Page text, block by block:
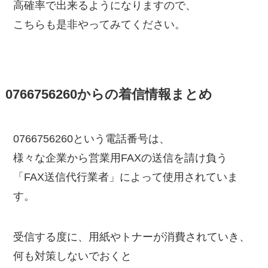
高確率で出来るようになりますので、
こちらも是非やってみてください。
0766756260からの着信情報まとめ
0766756260という電話番号は、
様々な企業から営業用FAXの送信を請け負う
「FAX送信代行業者」によって使用されていま
す。
受信する度に、用紙やトナーが消費されていき、
何も対策しないでおくと